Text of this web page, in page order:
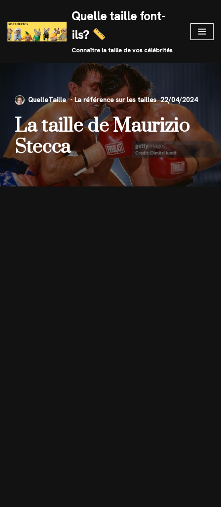
Skip
to
Quelle taille font-
ils?
Connaître la taille de vos célébrités
QuelleTaille 22/04/2024
La taille de Maurizio
Stecca